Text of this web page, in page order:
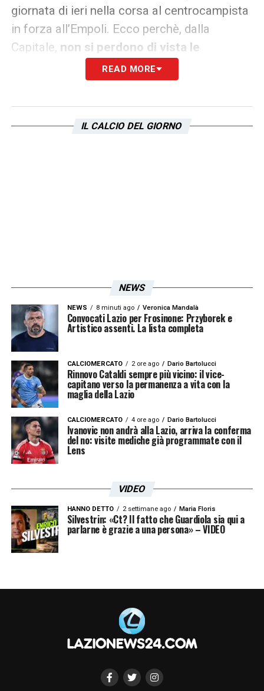
giornata di ieri nella corsa al centrocampista
in forza all’Empoli. Ecco perchè, dalla
Capitale, non si perdono di vista le
per rinforzare la mediana.
vorrebbero riportare in Serie A. Il giocatore,
READ MORE
IL CALCIO DEL GIORNO
NEWS
NEWS 8 minuti ago Veronica Mandalà
Convocati Lazio per Frosinone: Przyborek e
Artistico assenti. La lista completa
CALCIOMERCATO 2 ore ago Dario Bartolucci
Rinnovo Cataldi sempre più vicino: il vice-
capitano verso la permanenza a vita con la
maglia della Lazio
CALCIOMERCATO 4 ore ago Dario Bartolucci
Ivanovic non andrà alla Lazio, arriva la conferma
del no: visite mediche già programmate con il
Lens
VIDEO
HANNO DETTO 2 settimane ago Maria Floris
Silvestrin: «Ct? Il fatto che Guardiola sia qui a
parlarne è grazie a una persona» – VIDEO